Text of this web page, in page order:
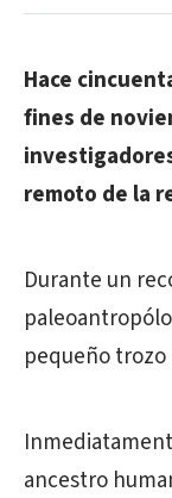
Hace
fines de
remoto de la
Durante un
pequeño
ancestro